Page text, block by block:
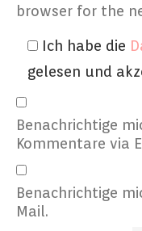
browser for the
Ich habe die
gelesen und
Benachrichtige
Kommentare via
Benachrichtige
Mail.